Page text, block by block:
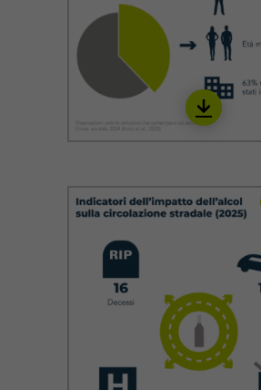
Download
IALC08_it